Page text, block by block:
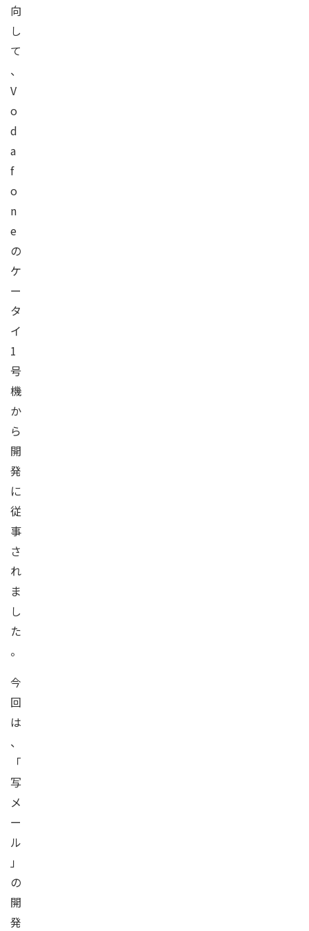
向
し
て
、
V
o
d
a
f
o
n
e
の
ケ
ー
タ
イ
1
号
機
か
ら
開
発
に
従
事
さ
れ
ま
し
た
。
今
回
は
、
「
写
メ
ー
ル
」
の
開
発